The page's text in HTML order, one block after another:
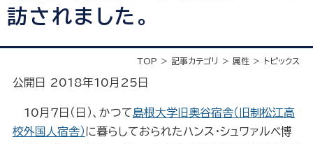
訪されました。
TOP 記事カテゴリ 属性 トピックス
公開日 2018年10月25日
10月７日（日）、かつて島根大学旧奥谷宿舎（旧制松江高
校外国人宿舎）に暮らしておられたハンス・シュワァルベ博